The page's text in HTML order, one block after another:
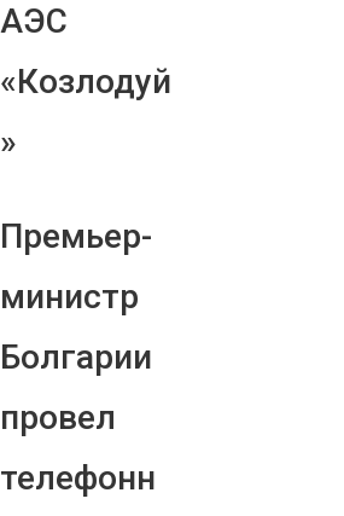
АЭС
«Козлодуй
»
Премьер-
министр
Болгарии
провел
телефонн